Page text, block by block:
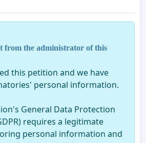
from the administrator of this
this petition and we have
personal information.
General Data Protection
requires a legitimate
personal information and